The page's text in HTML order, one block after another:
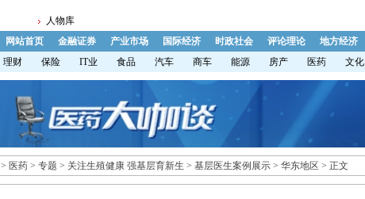
人物库
网站首页
金融证券 产业市场 国际经济 时政社会 评论理论 地方经济
理财 保险 IT业 食品 汽车 商车 能源 房产 医药 文化
> 医药 > 专题 > 关注生殖健康 强基层育新生 > 基层医生案例展示 > 华东地区 > 正文